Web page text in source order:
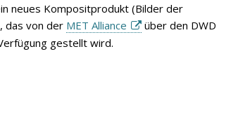
neues Kompositprodukt (Bilder der
das von der MET Alliance
über den DWD
gestellt wird.